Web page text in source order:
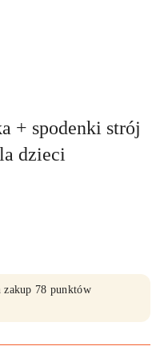
+ spodenki strój
dzieci
zakup 78 punktów